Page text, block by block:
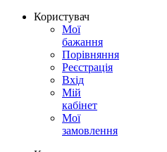
Користувач
Мої
бажання
Порівняння
Реєстрація
Вхід
Мій
кабінет
Мої
замовлення